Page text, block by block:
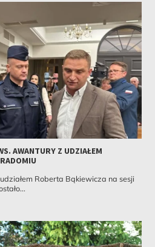
AWANTURY Z UDZIAŁEM
Roberta Bąkiewicza na sesji